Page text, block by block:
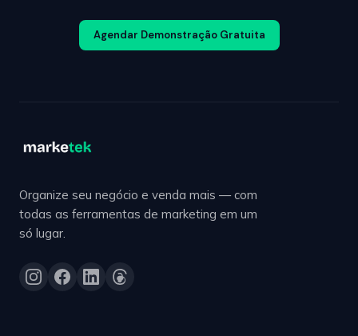
Agendar Demonstração Gratuita
Organize seu negócio e venda mais — com
todas as ferramentas de marketing em um
só lugar.